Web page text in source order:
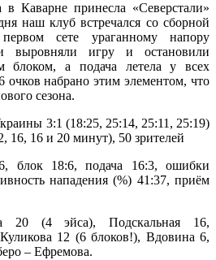
в Каварне принесла «Северстали»
наш клуб встречался со сборной
сете ураганному напору
выровняли игру и остановили
блоком, а подача летела у всех
очков набрано этим элементом, что
сезона.
3:1 (18:25, 25:14, 25:11, 25:19)
16, 16 и 20 минут), 50 зрителей
блок 18:6, подача 16:3, ошибки
нападения (%) 41:37, приём
20 (4 эйса), Подскальная 16,
12 (6 блоков!), Вдовина 6,
– Ефремова.